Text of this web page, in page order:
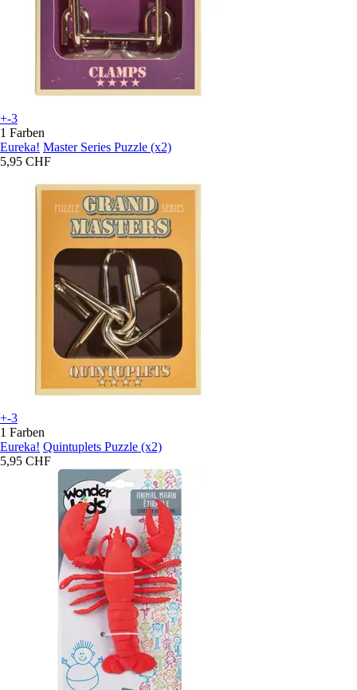
+-3
1 Farben
Eureka! Master Series Puzzle (x2)
5,95 CHF
+-3
1 Farben
Eureka! Quintuplets Puzzle (x2)
5,95 CHF